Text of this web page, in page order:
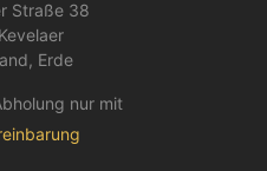
Straße 38
Erde
nur mit